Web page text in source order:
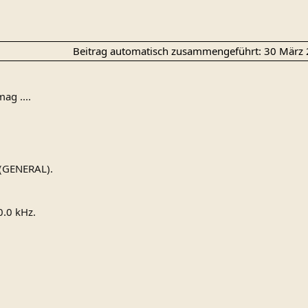
Beitrag automatisch zusammengeführt:30 März
....
kHz.